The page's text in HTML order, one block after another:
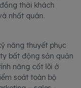
thời khách
nhất quán.
năng thuyết phục
bất động sản quản
năng cốt lõi ở
soát toàn bộ